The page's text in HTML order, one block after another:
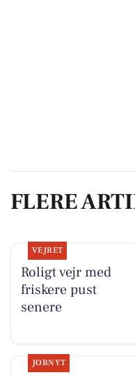
FLERE
VEJRET
Roligt vejr med
friskere pust
senere
JOBNYT